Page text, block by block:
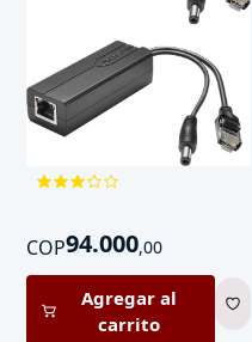
Adaptador Splitter PoE
Activo 48V a 12V 2 Pack
COP94.000,00
Agregar al
carrito